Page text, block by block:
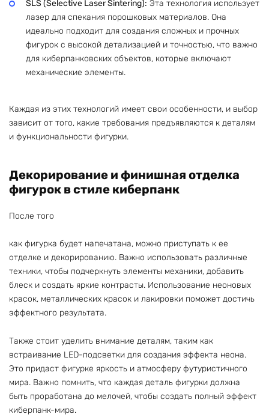
SLS (Selective Laser Sintering): Эта технология использует
лазер для спекания порошковых материалов. Она
идеально подходит для создания сложных и прочных
фигурок с высокой детализацией и точностью, что важно
для киберпанковских объектов, которые включают
механические элементы.
Каждая из этих технологий имеет свои особенности, и выбор
зависит от того, какие требования предъявляются к деталям
и функциональности фигурки.
Декорирование и финишная отделка
фигурок в стиле киберпанк
После того
как фигурка будет напечатана, можно приступать к ее
отделке и декорированию. Важно использовать различные
техники, чтобы подчеркнуть элементы механики, добавить
блеск и создать яркие контрасты. Использование неоновых
красок, металлических красок и лакировки поможет достичь
эффектного результата.
Также стоит уделить внимание деталям, таким как
встраивание LED-подсветки для создания эффекта неона.
Это придаст фигурке яркость и атмосферу футуристичного
мира. Важно помнить, что каждая деталь фигурки должна
быть проработана до мелочей, чтобы создать полный эффект
киберпанк-мира.